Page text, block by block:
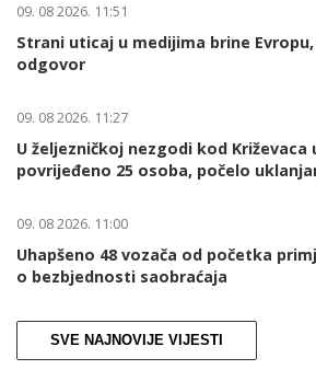
09. 08 2026. 11:51
Strani uticaj u medijima brine
odgovor
09. 08 2026. 11:27
U željezničkoj nezgodi kod Križevaca
povrijeđeno 25 osoba, počelo
09. 08 2026. 11:00
Uhapšeno 48 vozača od početka
o bezbjednosti saobraćaja
SVE NAJNOVIJE VIJESTI